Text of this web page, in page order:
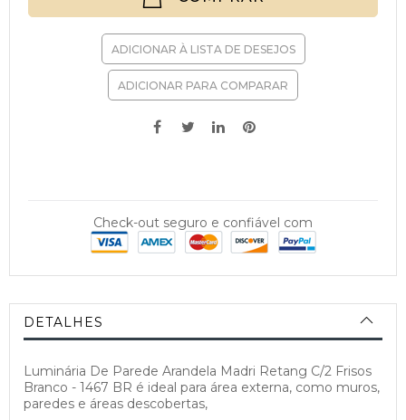
ADICIONAR À LISTA DE DESEJOS
ADICIONAR PARA COMPARAR
Check-out seguro e confiável com
DETALHES
Luminária De Parede Arandela Madri Retang C/2 Frisos
Branco - 1467 BR é ideal para área externa, como muros,
paredes e áreas descobertas,